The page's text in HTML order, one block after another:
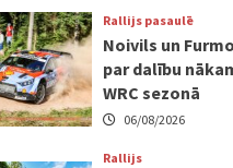
Rallijs pasaulē
Noivils un
par dalību
WRC sezonā
06/08/2026
Rallijs